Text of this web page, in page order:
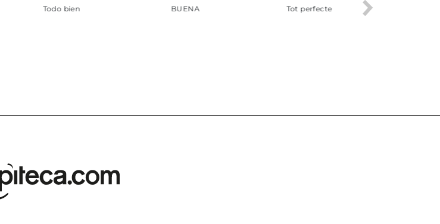
***
Pedido hecho, pedido
Servicio muy completo